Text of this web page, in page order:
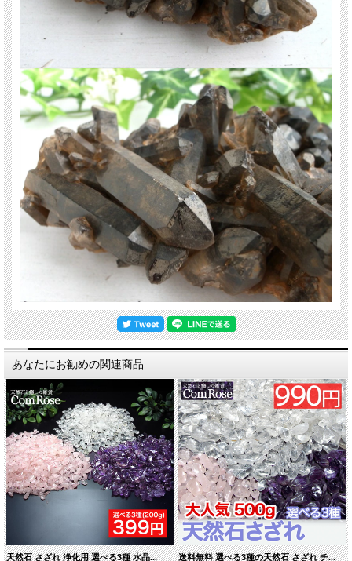
天然石 パワーストーン 海外直輸入 バイヤー厳選 プレゼント ギフト メンズ レデ
ィース 卸し 卸価格 実店舗 ハンドメイド サイズ直し コムローズ comrose
あなたにお勧めの関連商品
天然石 さざれ 浄化用 選べる3種 水晶... 送料無料 選べる3種の天然石 さざれ チ...